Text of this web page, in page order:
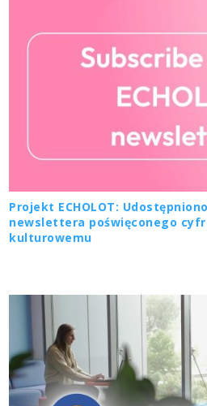
Projekt ECHOLOT:
newslettera poświęconego
kulturowemu